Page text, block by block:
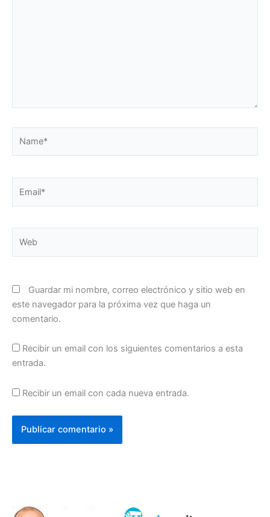
Guardar mi nombre, correo electrónico y sitio web en
este navegador para la próxima vez que haga un
comentario.
Recibir un email con los siguientes comentarios a esta
entrada.
Recibir un email con cada nueva entrada.